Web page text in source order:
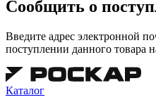
Сообщить о
Введите адрес электронной
поступлении данного товара
Каталог